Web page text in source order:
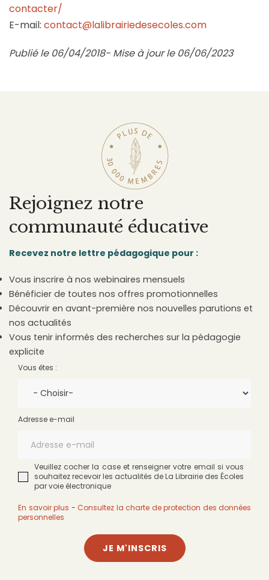
contacter/
E-mail: contact@lalibrairiedesecoles.com
Publié le 06/04/2018- Mise à jour le 06/06/2023
Rejoignez notre
communauté éducative
Recevez notre lettre pédagogique pour :
Vous inscrire à nos webinaires mensuels
Bénéficier de toutes nos offres promotionnelles
Découvrir en avant-première nos nouvelles parutions et
nos actualités
Vous tenir informés des recherches sur la pédagogie
explicite
Vous êtes :
Adresse e-mail
Veuillez cocher la case et renseigner votre email si vous
souhaitez recevoir les actualités de La Librairie des Écoles
par voie électronique
En savoir plus - Consultez la charte de protection des données
personnelles
JE M'INSCRIS